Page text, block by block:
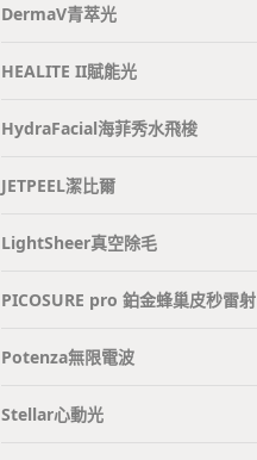
DermaV青萃光
HEALITE II賦能光
HydraFacial海菲秀水飛梭
JETPEEL潔比爾
LightSheer真空除毛
PICOSURE pro 鉑金蜂巢皮秒雷射
Potenza無限電波
Stellar心動光